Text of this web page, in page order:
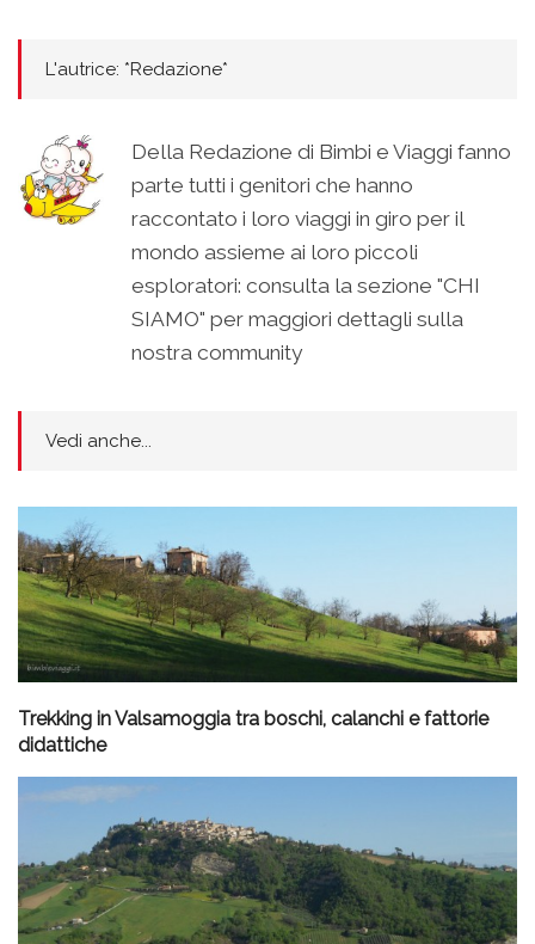
L'autrice: *Redazione*
Della Redazione di Bimbi e Viaggi fanno
parte tutti i genitori che hanno
raccontato i loro viaggi in giro per il
mondo assieme ai loro piccoli
esploratori: consulta la sezione "CHI
SIAMO" per maggiori dettagli sulla
nostra community
Vedi anche...
Trekking in Valsamoggia tra boschi, calanchi e fattorie
didattiche